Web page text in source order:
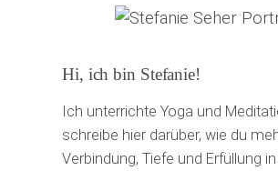
Hi, ich bin Stefanie!
Ich unterrichte Yoga und
schreibe hier darüber, wie du
Verbindung, Tiefe und Erfüllung